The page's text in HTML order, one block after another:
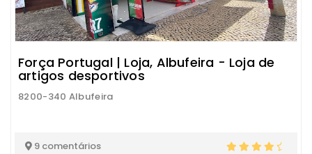
Força Portugal | Loja, Albufeira - Loja de
artigos desportivos
8200-340 Albufeira
9 comentários